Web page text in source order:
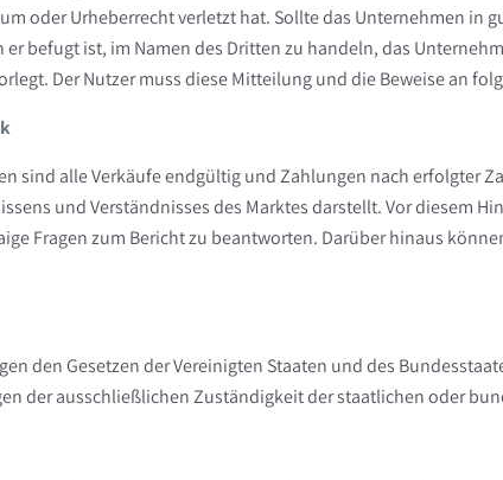
oder Urheberrecht verletzt hat. Sollte das Unternehmen in
befugt ist, im Namen des Dritten zu handeln, das
Der Nutzer muss diese Mitteilung und die Beweise an
sind alle Verkäufe endgültig und Zahlungen nach erfolgter
und Verständnisses des Marktes darstellt. Vor diesem
Fragen zum Bericht zu beantworten. Darüber hinaus
den Gesetzen der Vereinigten Staaten und des
der ausschließlichen Zuständigkeit der staatlichen oder